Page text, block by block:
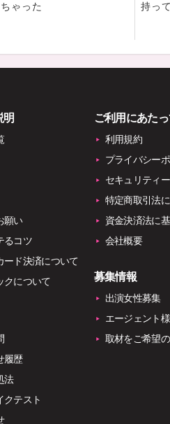
ゃった
持っ
明
願い
るコツ
ード決済について
クについて
履歴
法
クテスト
ご利用にあた
利用規約
プライバシー
セキュリティ
特定商取引法
資金決済法に
会社概要
募集情報
出演女性募集
エージェント
取材をご希望